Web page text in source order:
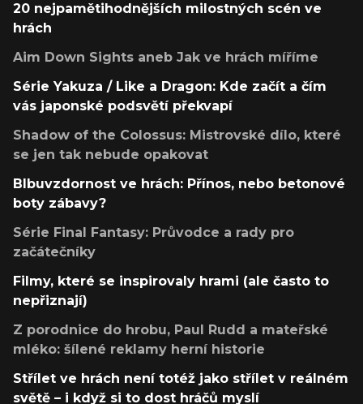
20 nejpamětihodnějších milostných scén ve
hrách
Aim Down Sights aneb Jak ve hrách míříme
Série Yakuza / Like a Dragon: Kde začít a čím
vás japonské podsvětí překvapí
Shadow of the Colossus: Mistrovské dílo, které
se jen tak nebude opakovat
Blbuvzdornost ve hrách: Přínos, nebo betonové
boty zábavy?
Série Final Fantasy: Průvodce a rady pro
začátečníky
Filmy, které se inspirovaly hrami (ale často to
nepřiznají)
Z porodnice do hrobu, Paul Rudd a mateřské
mléko: šílené reklamy herní historie
Střílet ve hrách není totéž jako střílet v reálném
světě – i když si to dost hráčů myslí